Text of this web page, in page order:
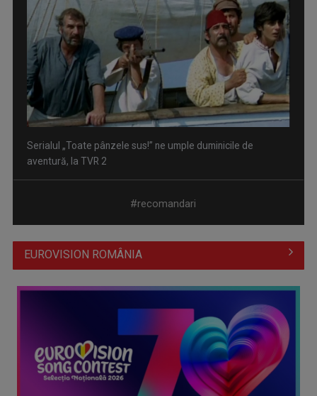
Piesa „Un actor grăbit” a Laurei Stoica – prima în topul
preferinţelor ...
Cate Blanchett este „Blue Jasmine” – sâmbătă seară, la TVR
#recomandari
EUROVISION ROMÂNIA